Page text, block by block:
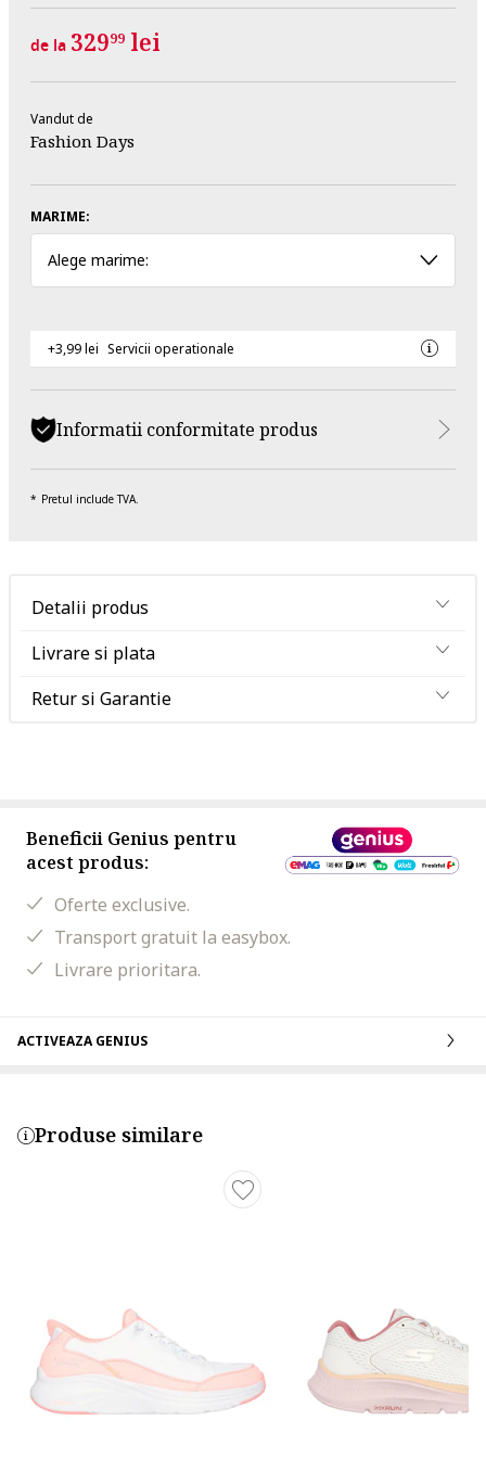
de la 32999 lei
Vandut de
Fashion Days
MARIME:
Alege marime:
+3,99 lei Servicii operationale
Informatii conformitate produs
Pretul include TVA.
Detalii produs
Livrare si plata
Retur si Garantie
Beneficii Genius pentru
acest produs:
Oferte exclusive.
Transport gratuit la easybox.
Livrare prioritara.
ACTIVEAZA GENIUS
Produse similare